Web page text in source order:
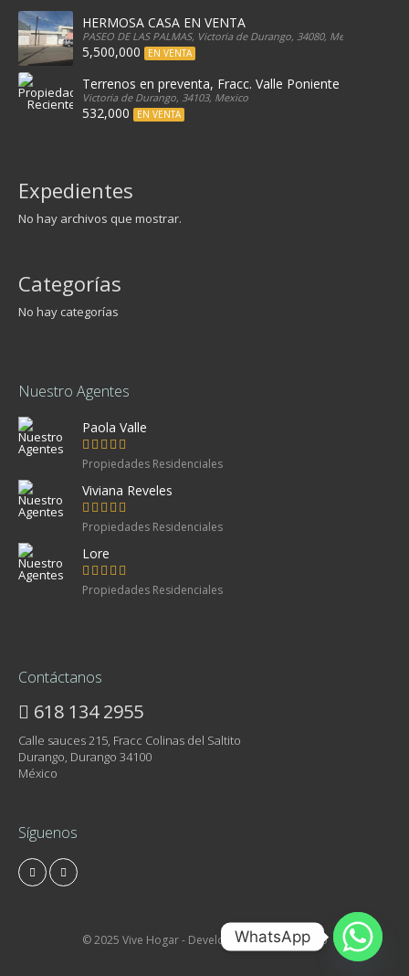
HERMOSA CASA EN VENTA
PASEO DE LAS PALMAS, Victoria de Durango, 34080, Mexico
5,500,000 EN VENTA
Terrenos en preventa, Fracc. Valle Poniente
Victoria de Durango, 34103, Mexico
532,000 EN VENTA
Expedientes
No hay archivos que mostrar.
Categorías
No hay categorías
Nuestro Agentes
Paola Valle
Propiedades Residenciales
Viviana Reveles
Propiedades Residenciales
Lore
Propiedades Residenciales
Contáctanos
618 134 2955
Calle sauces 215, Fracc Colinas del Saltito
Durango, Durango 34100
México
Síguenos
© 2025 Vive Hogar - Development by Grinbin.io
WhatsApp